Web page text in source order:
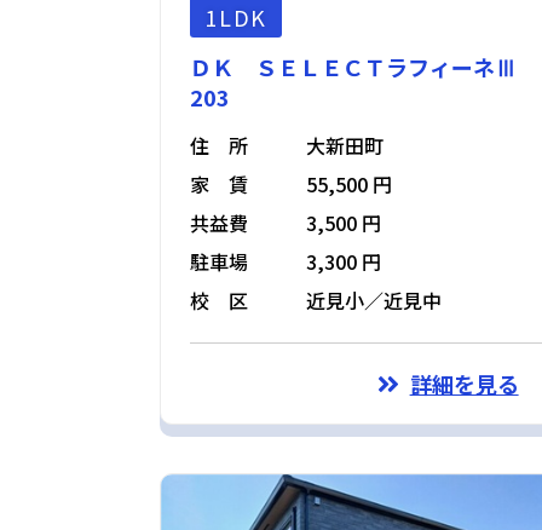
1LDK
ＤＫ ＳＥＬＥＣＴラフィーネⅢ
203
住 所
大新田町
家 賃
55,500 円
共益費
3,500 円
駐車場
3,300 円
校 区
近見小／近見中
詳細を見る